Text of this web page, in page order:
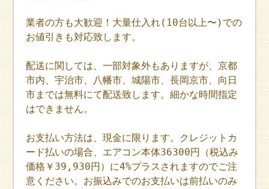
業者の方も大歓迎！大量仕入れ(10台以上〜)での
お値引きも対応致します。
配送に関しては、一部対象外もありますが、京都
市内、宇治市、八幡市、城陽市、長岡京市、向日
市までは無料にて配送致します。細かな時間指定
はできません。
お支払い方法は、現金に限ります。クレジットカ
ード払いの場合、エアコン本体36300円（税込み
価格￥39,930円）に4%プラスされますのでご注
意ください。お振込みでのお支払いは前払いのみ